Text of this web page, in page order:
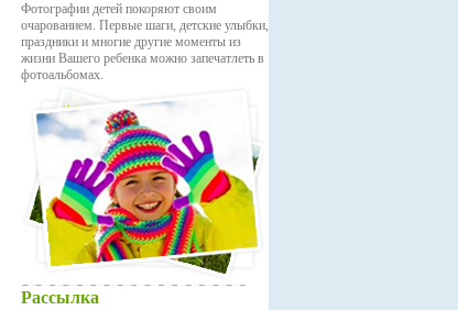
Фотографии детей покоряют своим
очарованием. Первые шаги, детские улыбки,
праздники и многие другие моменты из
жизни Вашего ребенка можно запечатлеть в
фотоальбомах.
Рассылка